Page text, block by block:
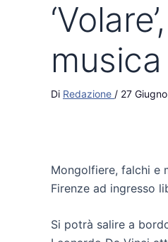
Di Redazione / 27
Mongolfiere, falchi e
Firenze ad ingresso
Si potrà salire a